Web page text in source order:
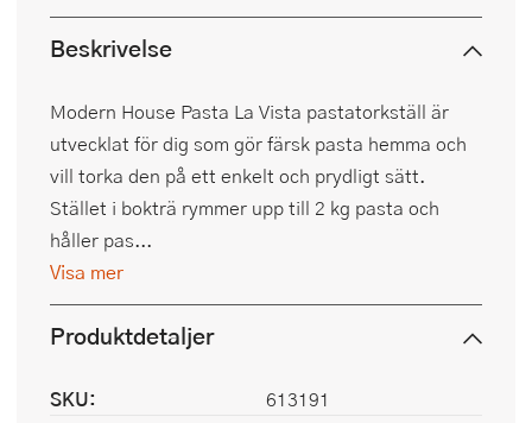
Beskrivelse
Modern House Pasta La Vista pastatorkställ är
utvecklat för dig som gör färsk pasta hemma och
vill torka den på ett enkelt och prydligt sätt.
Stället i bokträ rymmer upp till 2 kg pasta och
håller pas...
Visa mer
Produktdetaljer
SKU:
613191